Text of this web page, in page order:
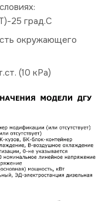
25 град.С
окружающего
(10 кРа)